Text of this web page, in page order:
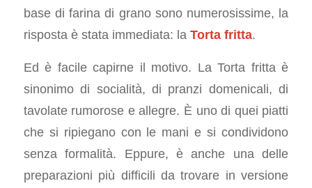
base di farina di grano sono numerosissime, la
risposta è stata immediata: la Torta fritta.
Ed è facile capirne il motivo. La Torta fritta è
sinonimo di socialità, di pranzi domenicali, di
tavolate rumorose e allegre. È uno di quei piatti
che si ripiegano con le mani e si condividono
senza formalità. Eppure, è anche una delle
preparazioni più difficili da trovare in versione